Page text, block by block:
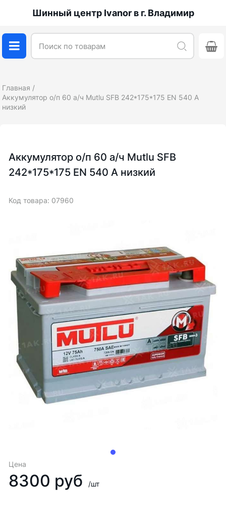
Шинный центр Ivanor в г. Владимир
Главная
Аккумулятор о/п 60 а/ч Mutlu SFB 242*175*175 EN 540 A
низкий
Цена
8300 руб /шт
Аккумулятор о/п 60 а/ч Mutlu SFB
242*175*175 EN 540 A низкий
Код товара: 07960